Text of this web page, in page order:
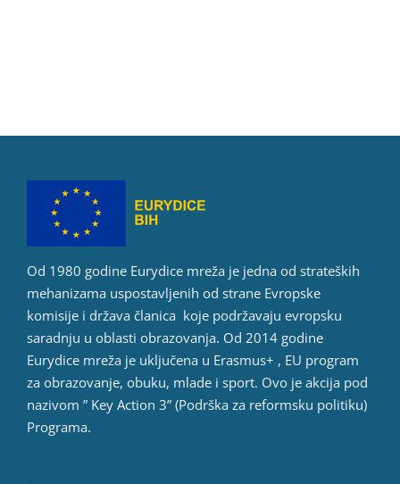
Od 1980 godine Eurydice mreža je jedna od strateških
mehanizama uspostavljenih od strane Evropske
komisije i država članica koje podržavaju evropsku
saradnju u oblasti obrazovanja. Od 2014 godine
Eurydice mreža je uključena u Erasmus+ , EU program
za obrazovanje, obuku, mlade i sport. Ovo je akcija pod
nazivom ” Key Action 3” (Podrška za reformsku politiku)
Programa.